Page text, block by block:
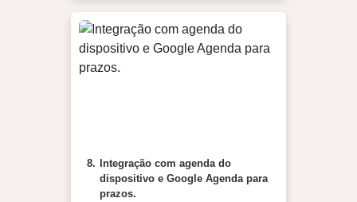
8.
Integração com agenda do
dispositivo e Google Agenda para
prazos.